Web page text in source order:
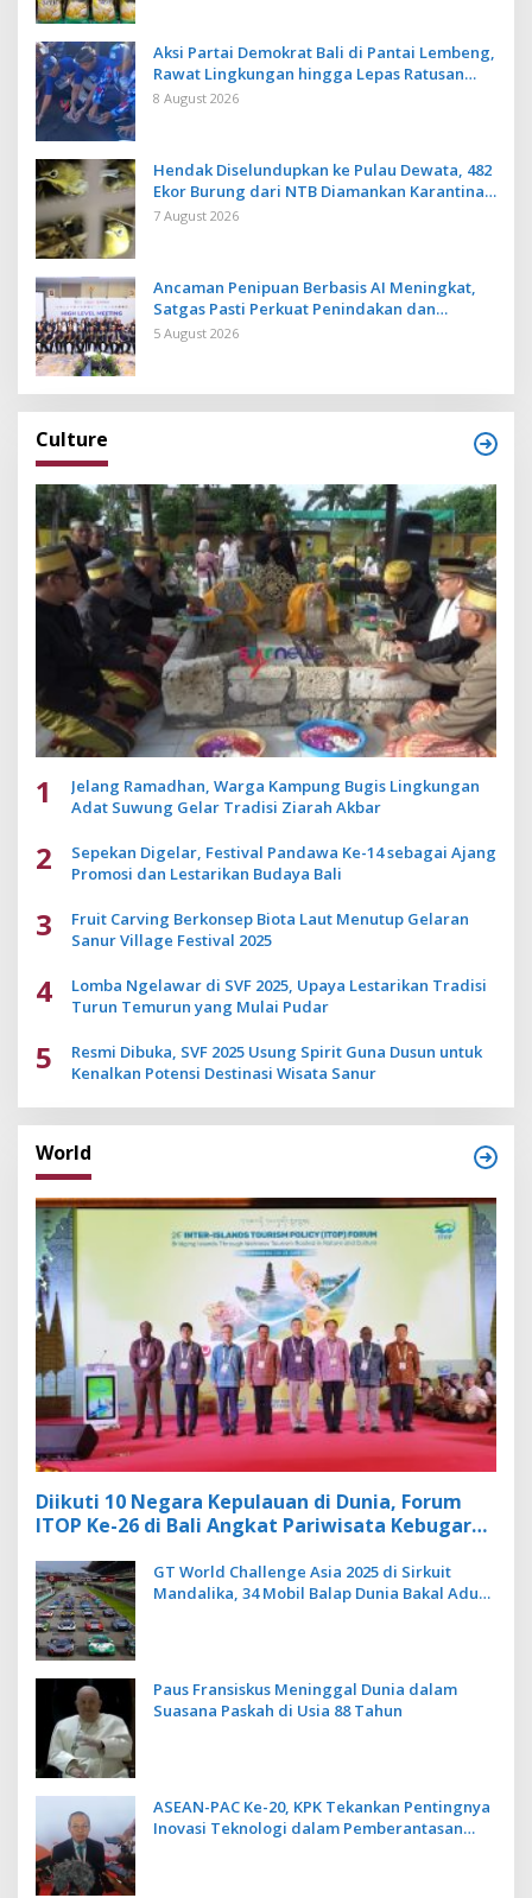
Aksi Partai Demokrat Bali di Pantai Lembeng,
Rawat Lingkungan hingga Lepas Ratusan
Tukik Bedawang Nala
8 August 2026
Hendak Diselundupkan ke Pulau Dewata, 482
Ekor Burung dari NTB Diamankan Karantina
Bali
7 August 2026
Ancaman Penipuan Berbasis AI Meningkat,
Satgas Pasti Perkuat Penindakan dan
Pengembangan Aplikasi Anti Penipuan
5 August 2026
Culture
1
Jelang Ramadhan, Warga Kampung Bugis Lingkungan
Adat Suwung Gelar Tradisi Ziarah Akbar
2
Sepekan Digelar, Festival Pandawa Ke-14 sebagai Ajang
Promosi dan Lestarikan Budaya Bali
3
Fruit Carving Berkonsep Biota Laut Menutup Gelaran
Sanur Village Festival 2025
4
Lomba Ngelawar di SVF 2025, Upaya Lestarikan Tradisi
Turun Temurun yang Mulai Pudar
5
Resmi Dibuka, SVF 2025 Usung Spirit Guna Dusun untuk
Kenalkan Potensi Destinasi Wisata Sanur
World
Diikuti 10 Negara Kepulauan di Dunia, Forum
ITOP Ke-26 di Bali Angkat Pariwisata Kebugaran
GT World Challenge Asia 2025 di Sirkuit
Mandalika, 34 Mobil Balap Dunia Bakal Adu
Paus Fransiskus Meninggal Dunia dalam
Suasana Paskah di Usia 88 Tahun
ASEAN-PAC Ke-20, KPK Tekankan Pentingnya
Inovasi Teknologi dalam Pemberantasan